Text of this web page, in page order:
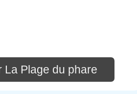
La Plage du phare